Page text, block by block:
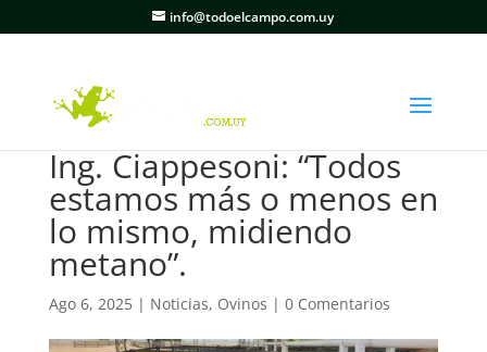
info@todoelcampo.com.uy
Ing. Ciappesoni: “Todos
estamos más o menos en
lo mismo, midiendo
metano”.
Ago 6, 2025| Noticias, Ovinos | 0 Comentarios